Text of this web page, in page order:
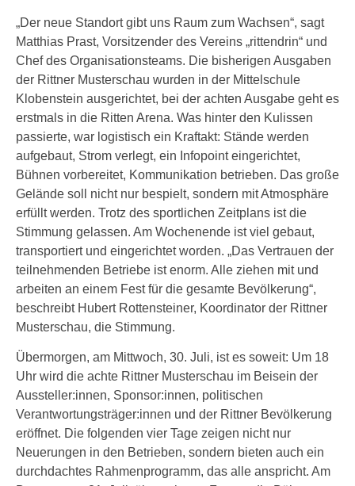
„Der neue Standort gibt uns Raum zum Wachsen“, sagt
Matthias Prast, Vorsitzender des Vereins „rittendrin“ und
Chef des Organisationsteams. Die bisherigen Ausgaben
der Rittner Musterschau wurden in der Mittelschule
Klobenstein ausgerichtet, bei der achten Ausgabe geht es
erstmals in die Ritten Arena. Was hinter den Kulissen
passierte, war logistisch ein Kraftakt: Stände werden
aufgebaut, Strom verlegt, ein Infopoint eingerichtet,
Bühnen vorbereitet, Kommunikation betrieben. Das große
Gelände soll nicht nur bespielt, sondern mit Atmosphäre
erfüllt werden. Trotz des sportlichen Zeitplans ist die
Stimmung gelassen. Am Wochenende ist viel gebaut,
transportiert und eingerichtet worden. „Das Vertrauen der
teilnehmenden Betriebe ist enorm. Alle ziehen mit und
arbeiten an einem Fest für die gesamte Bevölkerung“,
beschreibt Hubert Rottensteiner, Koordinator der Rittner
Musterschau, die Stimmung.
Übermorgen, am Mittwoch, 30. Juli, ist es soweit: Um 18
Uhr wird die achte Rittner Musterschau im Beisein der
Aussteller:innen, Sponsor:innen, politischen
Verantwortungsträger:innen und der Rittner Bevölkerung
eröffnet. Die folgenden vier Tage zeigen nicht nur
Neuerungen in den Betrieben, sondern bieten auch ein
durchdachtes Rahmenprogramm, das alle anspricht. Am